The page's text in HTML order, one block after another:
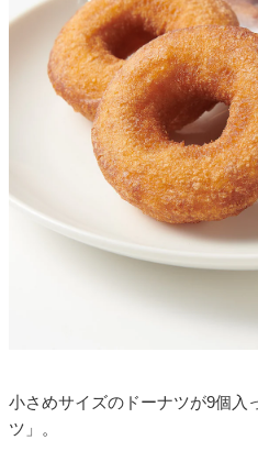
小さめサイズのドーナツが9個入
ツ」。